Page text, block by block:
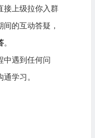
接上级拉你入群
的互动答疑，
。
中遇到任何问
通学习。